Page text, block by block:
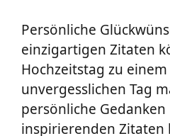
Persönliche
einzigartigen Zitaten
Hochzeitstag zu
unvergesslichen Tag
persönliche
inspirierenden